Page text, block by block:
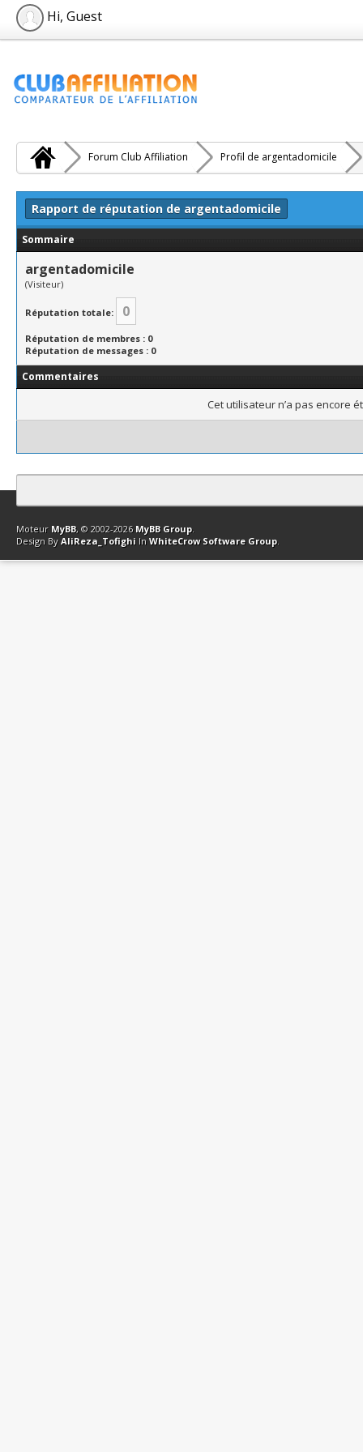
Hi, Guest
Forum Club Affiliation Profil de argentadomicile
Rapport de réputation de argentadomicile
Sommaire
argentadomicile
(Visiteur)
Réputation totale: 0
Réputation de membres : 0
Réputation de messages : 0
Commentaires
Cet utilisateur n’a pas encore
Contact Club Affiliation Retourner en haut Version bas-débit
Moteur MyBB, © 2002-2026 MyBB Group.
Design By AliReza_Tofighi In WhiteCrow Software Group.